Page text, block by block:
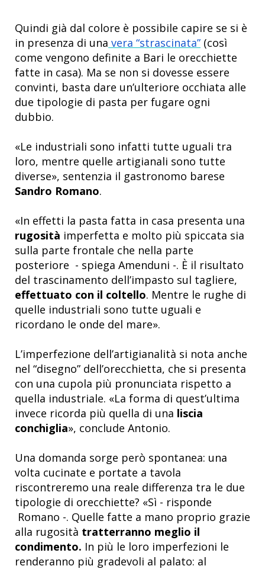
Quindi già dal colore è possibile capire se si è
in presenza di una vera “strascinata” (così
come vengono definite a Bari le orecchiette
fatte in casa). Ma se non si dovesse essere
convinti, basta dare un’ulteriore occhiata alle
due tipologie di pasta per fugare ogni
dubbio.
«Le industriali sono infatti tutte uguali tra
loro, mentre quelle artigianali sono tutte
diverse», sentenzia il gastronomo barese
Sandro Romano.
«In effetti la pasta fatta in casa presenta una
rugosità imperfetta e molto più spiccata sia
sulla parte frontale che nella parte
posteriore - spiega Amenduni -. È il risultato
del trascinamento dell’impasto sul tagliere,
effettuato con il coltello. Mentre le rughe di
quelle industriali sono tutte uguali e
ricordano le onde del mare».
L’imperfezione dell’artigianalità si nota anche
nel “disegno” dell’orecchietta, che si presenta
con una cupola più pronunciata rispetto a
quella industriale. «La forma di quest’ultima
invece ricorda più quella di una liscia
conchiglia», conclude Antonio.
Una domanda sorge però spontanea: una
volta cucinate e portate a tavola
riscontreremo una reale differenza tra le due
tipologie di orecchiette? «Sì - risponde
Romano -. Quelle fatte a mano proprio grazie
alla rugosità tratterranno meglio il
condimento. In più le loro imperfezioni le
renderanno più gradevoli al palato: al